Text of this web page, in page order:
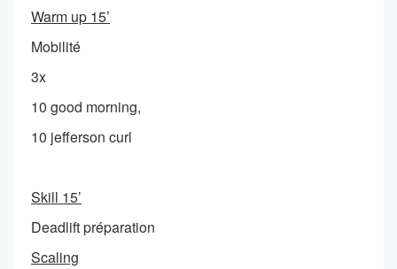
Warm up 15’
Mobilité
3x
10 good morning,
10 jefferson curl
Skill 15’
Deadlift préparation
Scaling